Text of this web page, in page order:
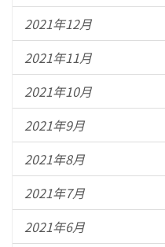
2021年12月
2021年11月
2021年10月
2021年9月
2021年8月
2021年7月
2021年6月